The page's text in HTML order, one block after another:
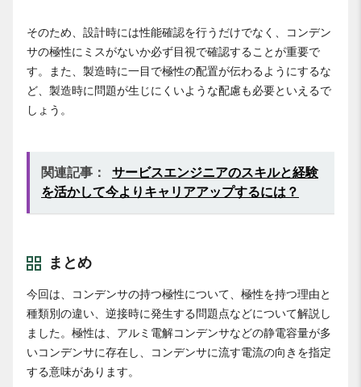
そのため、設計時には性能確認を行うだけでなく、コンデン
サの極性にミスがないか必ず目視で確認することが重要で
す。また、製造時に一目で極性の配置が伝わるようにするな
ど、製造時に問題が生じにくいような配慮も必要といえるで
しょう 。
関連記事：
サービスエンジニアのスキルと経験
を活かして今よりキャリアアップするには？
まとめ
今回は、コンデンサの持つ極性について、極性を持つ理由と
種類別の違い、逆接時に発生する問題点などについて解説し
ました。極性は、アルミ電解コンデンサなどの静電容量が多
いコンデンサに存在し、コンデンサに流す電流の向きを指定
する意味があります。